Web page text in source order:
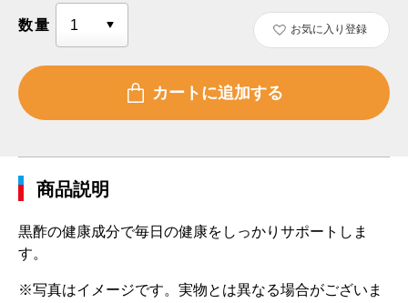
数量 お気に入り登録
商品説明
黒酢の健康成分で毎日の健康をしっかりサポートしま
す。
※写真はイメージです。実物とは異なる場合がございま